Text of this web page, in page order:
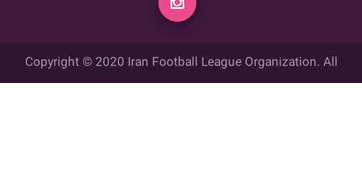
Copyright © 2020 Iran Football League Organization. All